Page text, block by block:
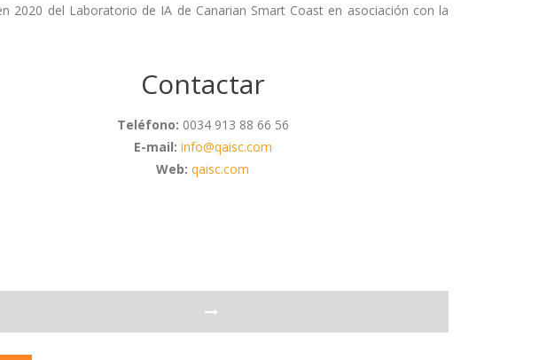
del Laboratorio de IA de Canarian Smart Coast en asociación con la
Contactar
Teléfono: 0034 913 88 66 56
E-mail: info@qaisc.com
Web: qaisc.com